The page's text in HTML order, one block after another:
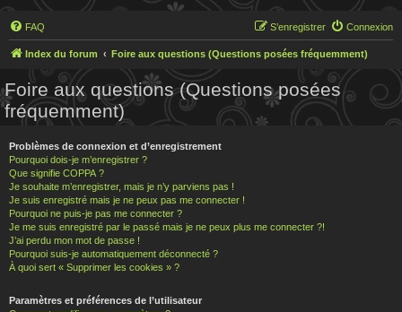
FAQ Connexion
S’enregistrer
Index du forum Foire aux questions (Questions posées fréquemment)
Foire aux questions (Questions posées
fréquemment)
Problèmes de connexion et d’enregistrement
Pourquoi dois-je m’enregistrer ?
Que signifie COPPA ?
Je souhaite m’enregistrer, mais je n’y parviens pas !
Je suis enregistré mais je ne peux pas me connecter !
Pourquoi ne puis-je pas me connecter ?
Je me suis enregistré par le passé mais je ne peux plus me connecter ?!
J’ai perdu mon mot de passe !
Pourquoi suis-je automatiquement déconnecté ?
À quoi sert « Supprimer les cookies » ?
Paramètres et préférences de l’utilisateur